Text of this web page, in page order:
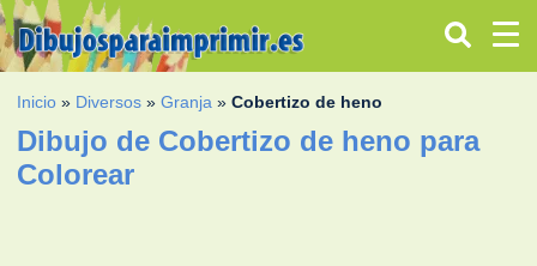
Inicio » Diversos »Granja »Cobertizo de heno
Dibujo de Cobertizo de heno para
Colorear